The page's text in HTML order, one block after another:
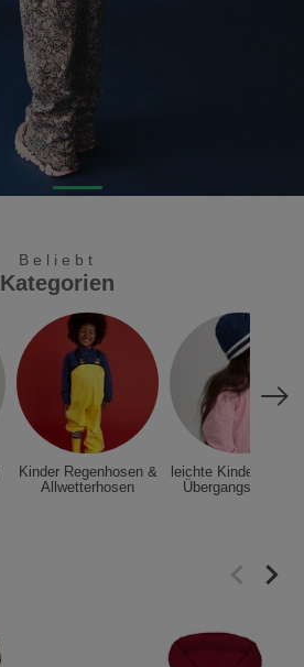
Beliebt
Kategorien
Kinder Regenhosen &
Allwetterhosen
leichte
Übergangsmützen